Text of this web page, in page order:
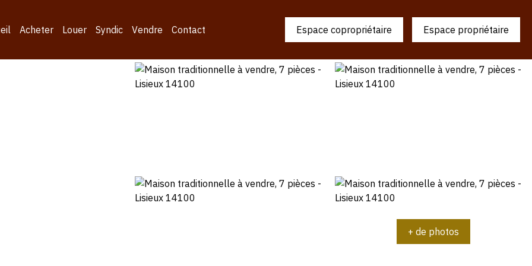
Acheter Louer Syndic Vendre Contact Espace copropriétaire Espace propriétaire
+ de photos